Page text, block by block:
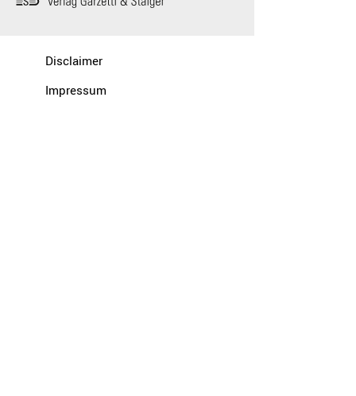
Disclaimer
Impressum